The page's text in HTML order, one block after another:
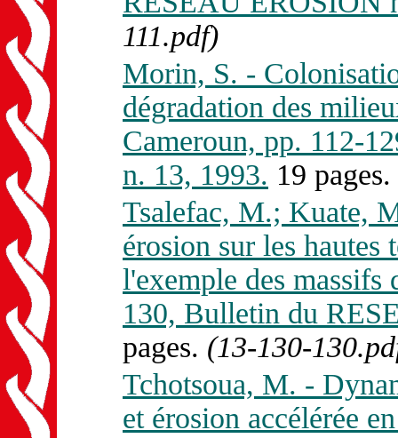
111.pdf)
Morin, S. -
dégradation des
Cameroun, pp. 112-
n. 13, 1993. 19 pages.
Tsalefac, M.; Kuate,
érosion sur les hautes
l'exemple des
130, Bulletin du
pages. (13-130-
Tchotsoua, M. -
et érosion accélérée